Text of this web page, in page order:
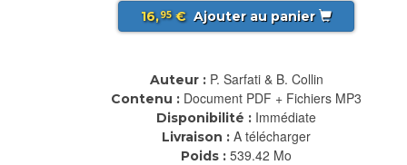
16,95€ Ajouter au panier
Auteur : P. Sarfati & B. Collin
Contenu : Document PDF + Fichiers MP3
Disponibilité : Immédiate
Livraison : A télécharger
Poids : 539.42 Mo